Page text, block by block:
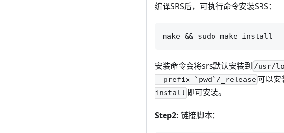
编译SRS后，可执行命令安装SRS：
安装命令会将srs默认安装到 /usr/
--prefix=`pwd`/_release可以安
install 即可安装。
Step2: 链接脚本：